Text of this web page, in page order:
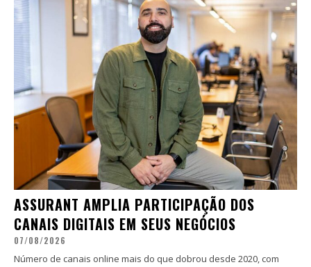
ASSURANT AMPLIA PARTICIPAÇÃO DOS
CANAIS DIGITAIS EM SEUS NEGÓCIOS
07/08/2026
Número de canais online mais do que dobrou desde 2020, com